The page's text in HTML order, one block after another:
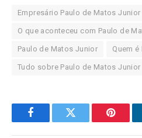
Empresário Paulo de Matos Junior
O que aconteceu com Paulo de
Paulo de Matos Junior Quem
Tudo sobre Paulo de Matos Junior
FacebookTwitter